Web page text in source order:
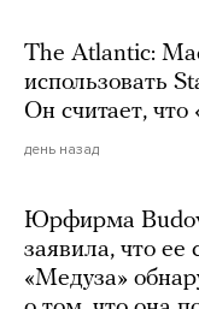
The Atlantic:
использовать
Он считает, что
день назад
Юрфирма
заявила, что ее
«Медуза»